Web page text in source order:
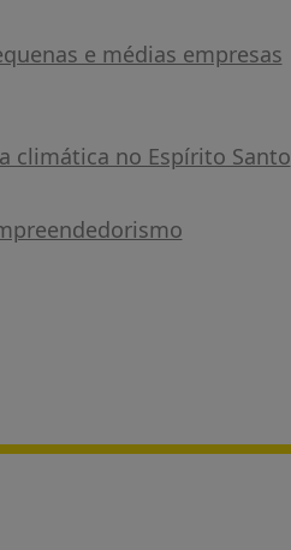
e médias empresas
climática no Espírito Santo